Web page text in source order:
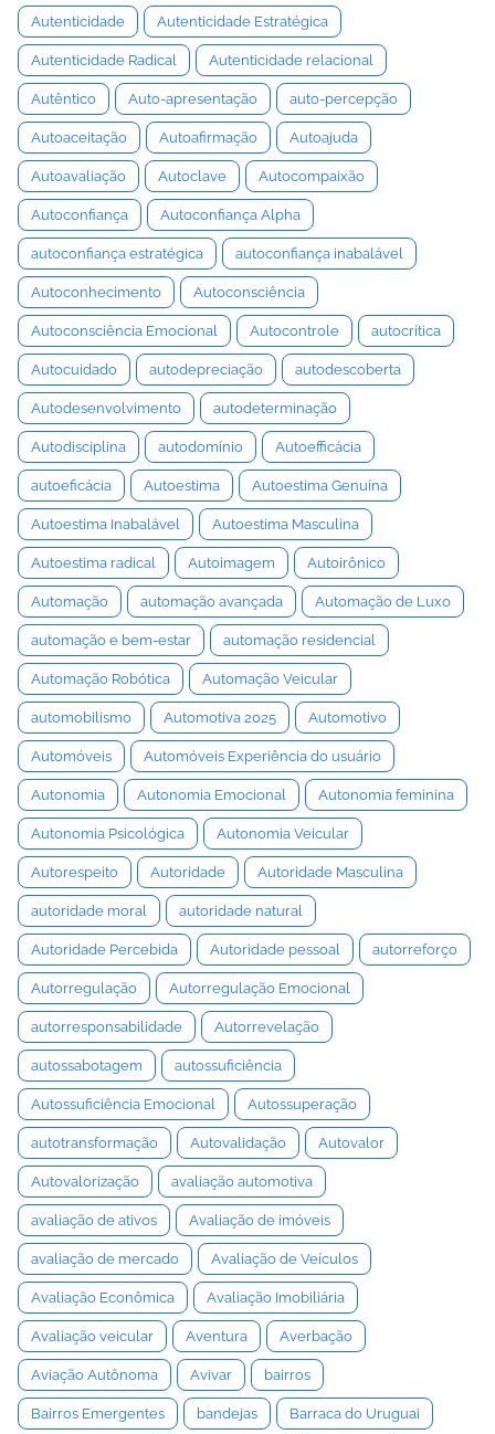
Autenticidade Autenticidade Estratégica
Autenticidade Radical Autenticidade relacional
Autêntico Auto-apresentação auto-percepção
Autoaceitação Autoafirmação Autoajuda
Autoavaliação Autoclave Autocompaixão
Autoconfiança Autoconfiança Alpha
autoconfiança estratégica autoconfiança inabalável
Autoconhecimento Autoconsciência
Autoconsciência Emocional Autocontrole autocrítica
Autocuidado autodepreciação autodescoberta
Autodesenvolvimento autodeterminação
Autodisciplina autodomínio Autoefficácia
autoeficácia Autoestima Autoestima Genuína
Autoestima Inabalável Autoestima Masculina
Autoestima radical Autoimagem Autoirônico
Automação automação avançada Automação de Luxo
automação e bem-estar automação residencial
Automação Robótica Automação Veicular
automobilismo Automotiva 2025 Automotivo
Automóveis Automóveis Experiência do usuário
Autonomia Autonomia Emocional Autonomia feminina
Autonomia Psicológica Autonomia Veicular
Autorespeito Autoridade Autoridade Masculina
autoridade moral autoridade natural
Autoridade Percebida Autoridade pessoal autorreforço
Autorregulação Autorregulação Emocional
autorresponsabilidade Autorrevelação
autossabotagem autossuficiência
Autossuficiência Emocional Autossuperação
autotransformação Autovalidação Autovalor
Autovalorização avaliação automotiva
avaliação de ativos Avaliação de imóveis
avaliação de mercado Avaliação de Veículos
Avaliação Econômica Avaliação Imobiliária
Avaliação veicular Aventura Averbação
Aviação Autônoma Avivar bairros
Bairros Emergentes bandejas Barraca do Uruguai